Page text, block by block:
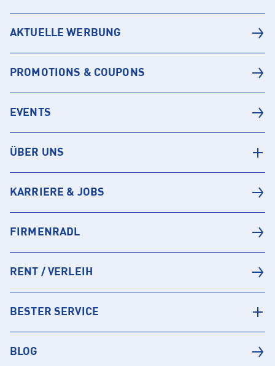
AKTUELLE WERBUNG
PROMOTIONS & COUPONS
EVENTS
ÜBER UNS
KARRIERE & JOBS
FIRMENRADL
RENT / VERLEIH
BESTER SERVICE
BLOG